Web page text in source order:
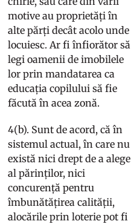
motive au proprietăți în
alte părți decât acolo unde
locuiesc. Ar fi înfiorător să
legi oamenii de imobilele
lor prin mandatarea ca
educația copilului să fie
făcută în acea zonă.
4(b). Sunt de acord, că în
sistemul actual, în care nu
există nici drept de a alege
al părinților, nici
concurență pentru
îmbunătățirea calității,
alocările prin loterie pot fi